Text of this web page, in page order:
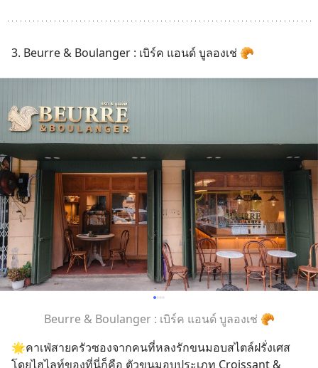
3. Beurre & Boulanger : เบิร์ค แอนด์ บูลองเช่ 🥐
Beurre & Boulanger : เบิร์ค แอนด์ บูลองเช่ 🥐
🌟คาเฟ่สายครัวซองจากคนที่หลงรักขนมอบสไตล์ฝรั่งเศส
โดยไฮไลท์ของที่นี่ก็คือ ตัวขนมอบประเภท Croissant &